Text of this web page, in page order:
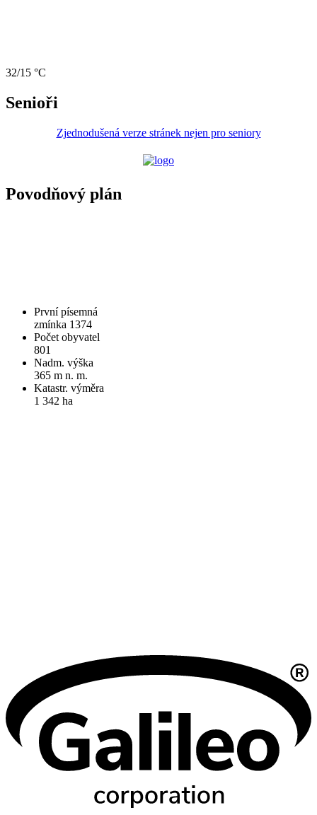
32/15 °C
Senioři
Zjednodušená verze stránek nejen pro seniory
Povodňový plán
První písemná
zmínka 1374
Počet obyvatel
801
Nadm. výška
365 m n. m.
Katastr. výměra
1 342 ha